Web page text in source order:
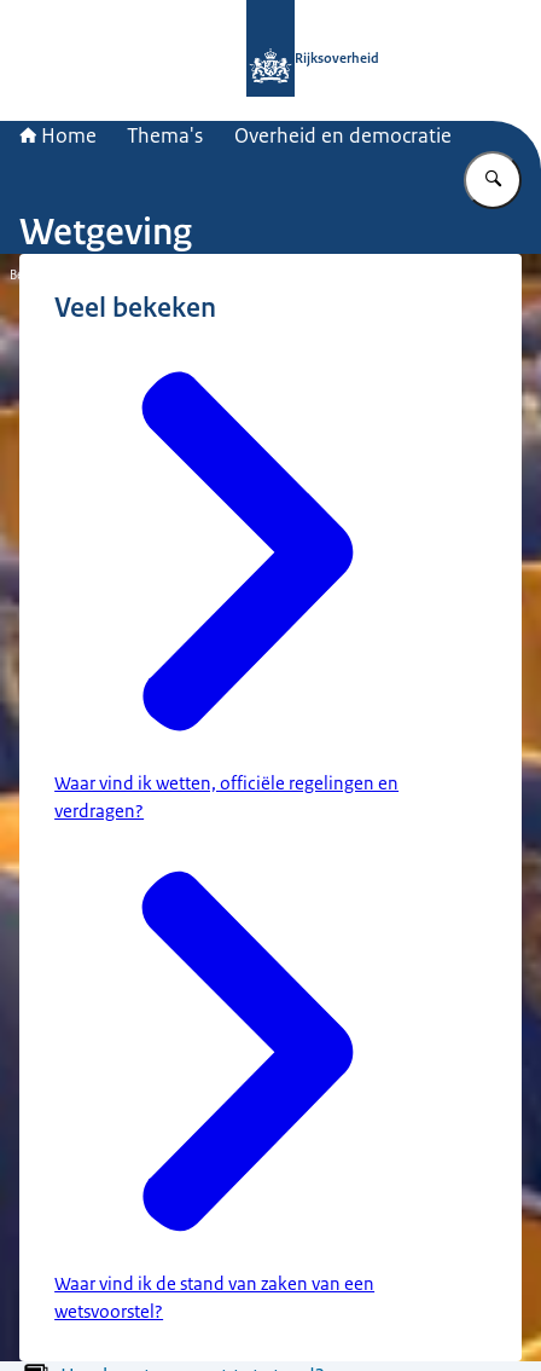
Rijksoverheid
Home Thema's Overheid en democratie
Wetgeving
Beeld: Eric Maas
Veel bekeken
Waar vind ik wetten, officiële regelingen en
verdragen?
Waar vind ik de stand van zaken van een
wetsvoorstel?